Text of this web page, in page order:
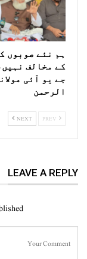
ہم نئے صوبوں
کے مخالف
جے یو آئی
الرحمن
NEXT
LEAVE A REPLY